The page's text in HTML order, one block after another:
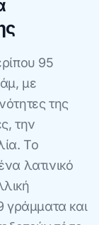
95
με
της
την
Το
λατινικό
γράμματα και